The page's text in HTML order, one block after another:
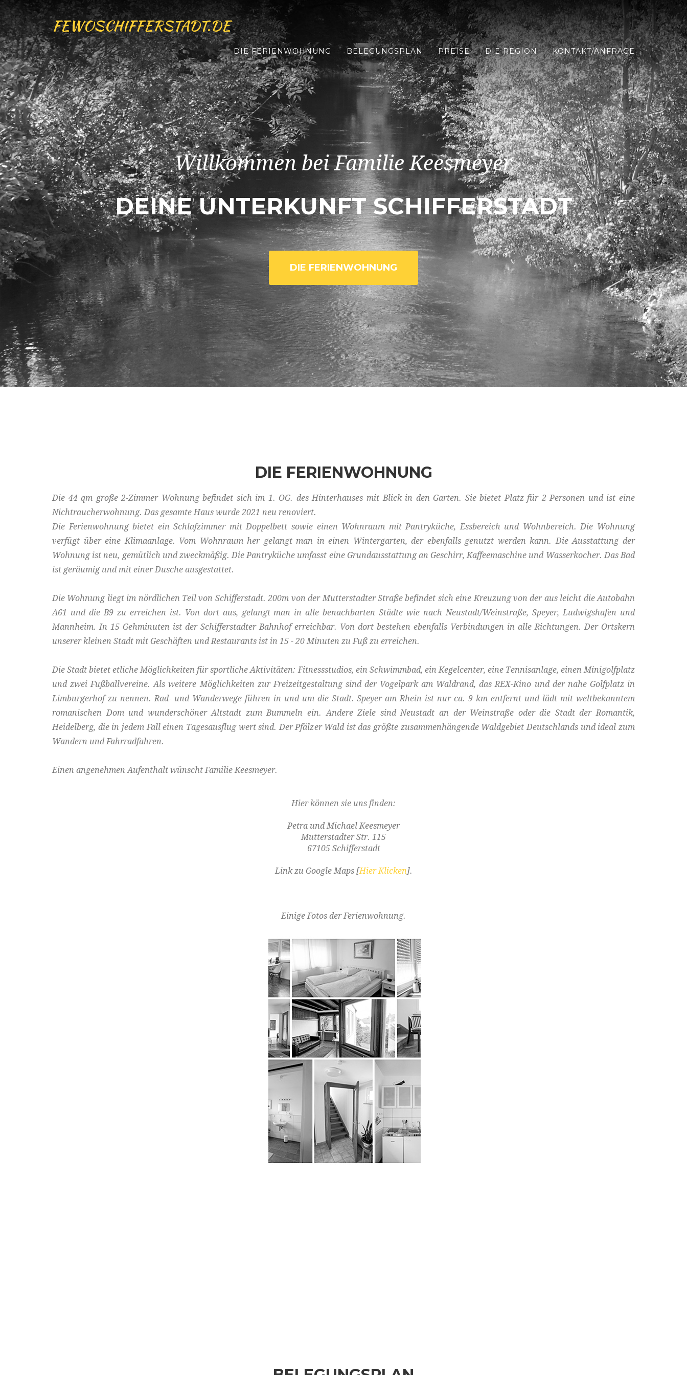
FEWOSCHIFFERSTADT.DE
DIE FERIENWOHNUNG BELEGUNGSPLAN PREISE DIE REGION KONTAKT/ANFRAGE
Willkommen bei Familie Keesmeyer
DEINE UNTERKUNFT SCHIFFERSTADT
DIE FERIENWOHNUNG
DIE FERIENWOHNUNG
Die 44 qm große 2-Zimmer Wohnung befindet sich im 1. OG. des Hinterhauses mit Blick in den Garten. Sie bietet Platz für 2 Personen und ist eine
Nichtraucherwohnung. Das gesamte Haus wurde 2021 neu renoviert.
Die Ferienwohnung bietet ein Schlafzimmer mit Doppelbett sowie einen Wohnraum mit Pantryküche, Essbereich und Wohnbereich. Die Wohnung
verfügt über eine Klimaanlage. Vom Wohnraum her gelangt man in einen Wintergarten, der ebenfalls genutzt werden kann. Die Ausstattung der
Wohnung ist neu, gemütlich und zweckmäßig. Die Pantryküche umfasst eine Grundausstattung an Geschirr, Kaffeemaschine und Wasserkocher. Das Bad
ist geräumig und mit einer Dusche ausgestattet.
Die Wohnung liegt im nördlichen Teil von Schifferstadt. 200m von der Mutterstadter Straße befindet sich eine Kreuzung von der aus leicht die Autobahn
A61 und die B9 zu erreichen ist. Von dort aus, gelangt man in alle benachbarten Städte wie nach Neustadt/Weinstraße, Speyer, Ludwigshafen und
Mannheim. In 15 Gehminuten ist der Schifferstadter Bahnhof erreichbar. Von dort bestehen ebenfalls Verbindungen in alle Richtungen. Der Ortskern
unserer kleinen Stadt mit Geschäften und Restaurants ist in 15 - 20 Minuten zu Fuß zu erreichen.
Die Stadt bietet etliche Möglichkeiten für sportliche Aktivitäten: Fitnessstudios, ein Schwimmbad, ein Kegelcenter, eine Tennisanlage, einen Minigolfplatz
und zwei Fußballvereine. Als weitere Möglichkeiten zur Freizeitgestaltung sind der Vogelpark am Waldrand, das REX-Kino und der nahe Golfplatz in
Limburgerhof zu nennen. Rad- und Wanderwege führen in und um die Stadt. Speyer am Rhein ist nur ca. 9 km entfernt und lädt mit weltbekanntem
romanischen Dom und wunderschöner Altstadt zum Bummeln ein. Andere Ziele sind Neustadt an der Weinstraße oder die Stadt der Romantik,
Heidelberg, die in jedem Fall einen Tagesausflug wert sind. Der Pfälzer Wald ist das größte zusammenhängende Waldgebiet Deutschlands und ideal zum
Wandern und Fahrradfahren.
Einen angenehmen Aufenthalt wünscht Familie Keesmeyer.
Hier können sie uns finden:
Petra und Michael Keesmeyer
Mutterstadter Str. 115
67105 Schifferstadt
Link zu Google Maps [Hier Klicken].
Einige Fotos der Ferienwohnung.